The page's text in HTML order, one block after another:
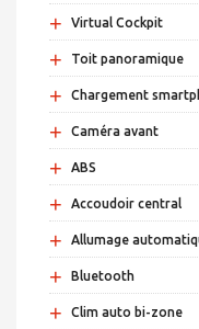
+ Virtual Cockpit
+ Toit panoramique
+ Chargement
+ Caméra avant
+ ABS
+ Accoudoir central
+ Allumage
+ Bluetooth
+ Clim auto bi-zone